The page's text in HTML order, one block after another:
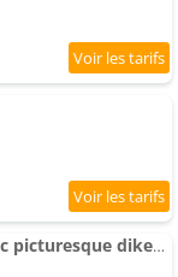
Your own floor in authentic picturesque dikeMaison - dijkhuis181